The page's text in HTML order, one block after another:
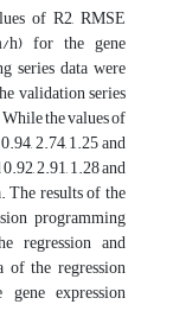
of R2, RMSE
h) for the gene
series data were
validation series
the values of
2.74, 1.25 and
2.91, 1.28 and
The results of the
programming
regression and
of the regression
expression